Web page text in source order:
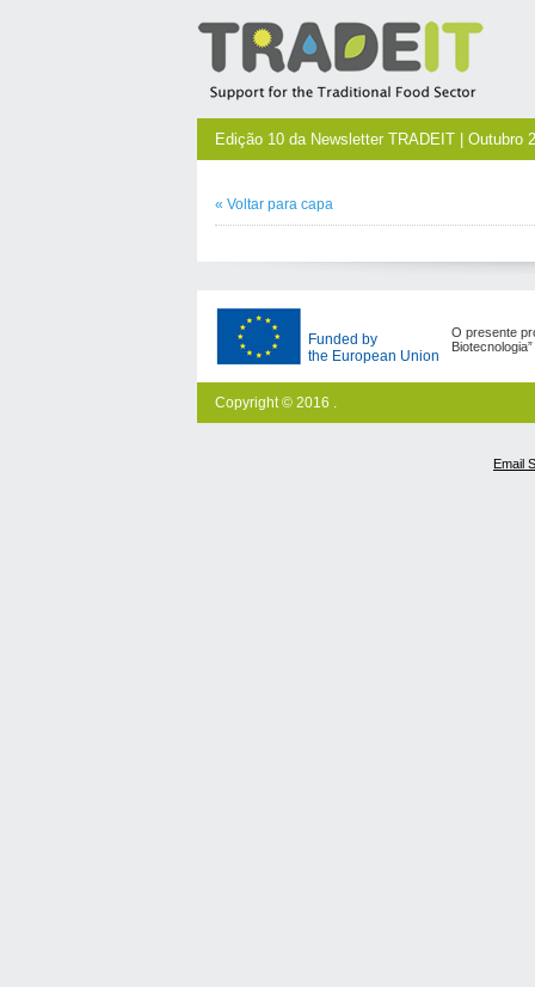
Edição 10 da Newsletter TRADEIT | Outubro
« Voltar para capa
Funded by
the European Union
O presente
Copyright © 2016 .
Email